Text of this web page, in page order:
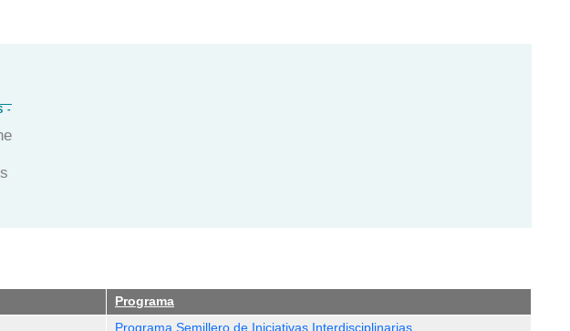
Programa
Programa Semillero de Iniciativas Interdisciplinarias